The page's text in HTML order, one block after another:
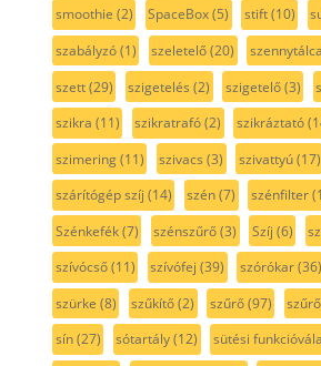
smoothie (2) SpaceBox(5) stift(10)
szabályzó(1) szeletelő(20) szennytálca
szett(29) szigetelés (2) szigetelő(3)
szikra (11) szikratrafó(2) szikráztató
szimering(11) szivacs (3) szivattyú(17)
szárítógép szíj (14) szén(7) szénfilter
Szénkefék(7) szénszűrő(3) Szíj (6)
szívócső(11) szívófej (39) szórókar(36)
szürke (8) szűkítő(2) szűrő(97)
sín(27) sótartály(12) sütési